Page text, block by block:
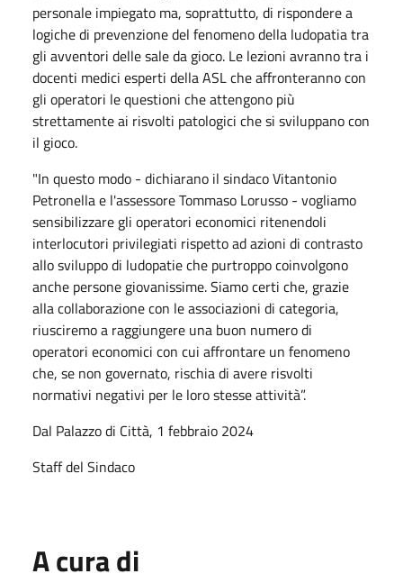
personale impiegato ma, soprattutto, di rispondere a
logiche di prevenzione del fenomeno della ludopatia tra
gli avventori delle sale da gioco. Le lezioni avranno tra i
docenti medici esperti della ASL che affronteranno con
gli operatori le questioni che attengono più
strettamente ai risvolti patologici che si sviluppano con
il gioco.
"In questo modo - dichiarano il sindaco Vitantonio
Petronella e l'assessore Tommaso Lorusso - vogliamo
sensibilizzare gli operatori economici ritenendoli
interlocutori privilegiati rispetto ad azioni di contrasto
allo sviluppo di ludopatie che purtroppo coinvolgono
anche persone giovanissime. Siamo certi che, grazie
alla collaborazione con le associazioni di categoria,
riusciremo a raggiungere una buon numero di
operatori economici con cui affrontare un fenomeno
che, se non governato, rischia di avere risvolti
normativi negativi per le loro stesse attività”.
Dal Palazzo di Città, 1 febbraio 2024
Staff del Sindaco
A cura di